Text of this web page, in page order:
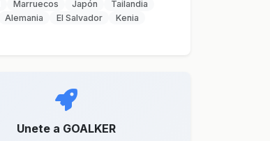
Marruecos Japón
Tailandia
Alemania El Salvador
Kenia
Unete a GOALKER